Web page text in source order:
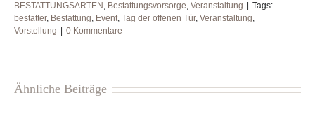
BESTATTUNGSARTEN , Bestattungsvorsorge, Veranstaltung
Tags:
bestatter, Bestattung, Event, Tag der offenen Tür, Veranstaltung,
Vorstellung
0 Kommentare
Ähnliche Beiträge